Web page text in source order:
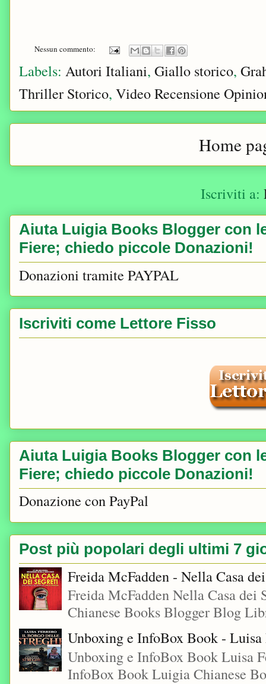
Nessun commento:
Labels: Autori Italiani, Giallo storico,
Thriller Storico, Video Recensione
Home
Iscriviti a:
Aiuta Luigia Books Blogger con
Fiere; chiedo piccole Donazioni!
Donazioni tramite PAYPAL
Iscriviti come Lettore Fisso
Aiuta Luigia Books Blogger con
Fiere; chiedo piccole Donazioni!
Donazione con PayPal
Post più popolari degli ultimi 7
Freida McFadden - Nella Casa
Freida McFadden Nella Casa
Chianese Books Blogger Blog
Unboxing e InfoBox Book -
Unboxing e InfoBox Book Luisa
InfoBox Book Luigia Chianese